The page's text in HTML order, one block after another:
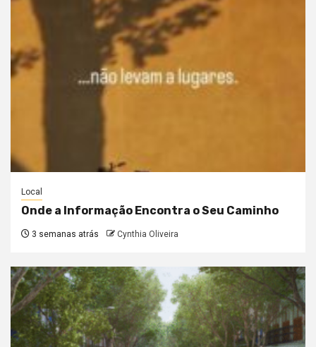
Local
Onde a Informação Encontra o Seu Caminho
3 semanas atrás Cynthia Oliveira